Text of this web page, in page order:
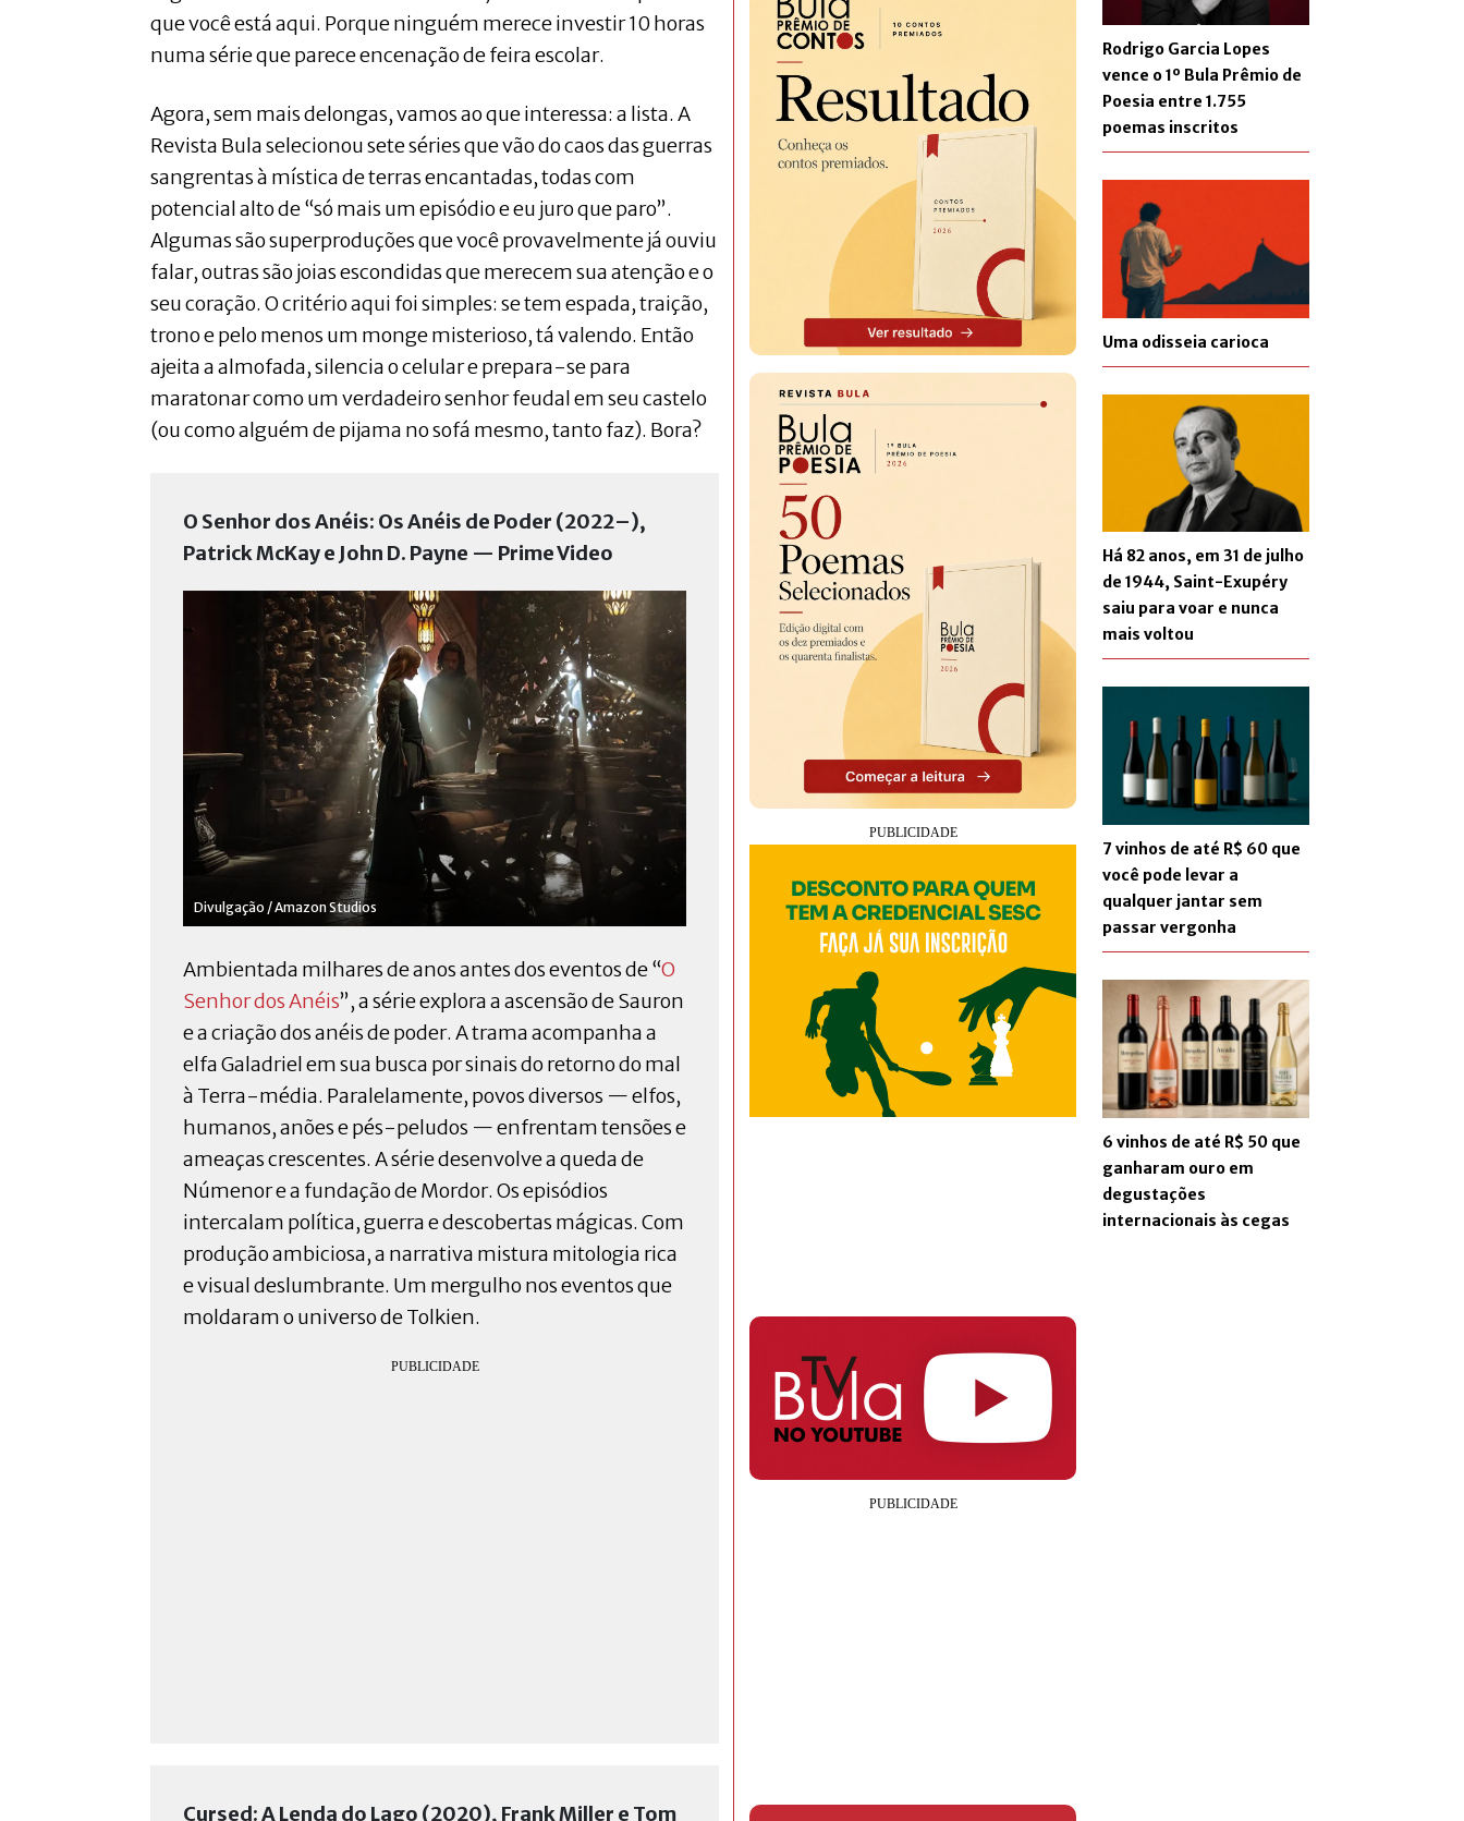
que você está aqui. Porque ninguém merece investir 10 horas
numa série que parece encenação de feira escolar.
Agora, sem mais delongas, vamos ao que interessa: a lista. A
Revista Bula selecionou sete séries que vão do caos das guerras
sangrentas à mística de terras encantadas, todas com
potencial alto de “só mais um episódio e eu juro que paro”.
Algumas são superproduções que você provavelmente já ouviu
falar, outras são joias escondidas que merecem sua atenção e o
seu coração. O critério aqui foi simples: se tem espada, traição,
trono e pelo menos um monge misterioso, tá valendo. Então
ajeita a almofada, silencia o celular e prepara-se para
maratonar como um verdadeiro senhor feudal em seu castelo
(ou como alguém de pijama no sofá mesmo, tanto faz). Bora?
O Senhor dos Anéis: Os Anéis de Poder (2022–),
Patrick McKay e John D. Payne — Prime Video
Divulgação / Amazon Studios
Ambientada milhares de anos antes dos eventos de “O
Senhor dos Anéis”, a série explora a ascensão de Sauron
e a criação dos anéis de poder. A trama acompanha a
elfa Galadriel em sua busca por sinais do retorno do mal
à Terra-média. Paralelamente, povos diversos — elfos,
humanos, anões e pés-peludos — enfrentam tensões e
ameaças crescentes. A série desenvolve a queda de
Númenor e a fundação de Mordor. Os episódios
intercalam política, guerra e descobertas mágicas. Com
produção ambiciosa, a narrativa mistura mitologia rica
e visual deslumbrante. Um mergulho nos eventos que
moldaram o universo de Tolkien.
Cursed: A Lenda do Lago (2020), Frank Miller e Tom
Rodrigo Garcia Lopes
vence o 1º Bula Prêmio de
Poesia entre 1.755
poemas inscritos
Uma odisseia carioca
Há 82 anos, em 31 de julho
de 1944, Saint-Exupéry
saiu para voar e nunca
mais voltou
7 vinhos de até R$ 60 que
você pode levar a
qualquer jantar sem
passar vergonha
6 vinhos de até R$ 50 que
ganharam ouro em
degustações
internacionais às cegas